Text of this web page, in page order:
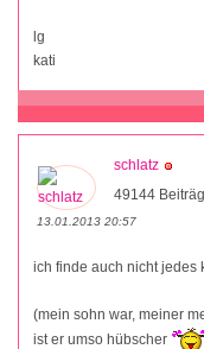
lg
kati
schlatz
49144
13.01.2013 20:57
ich finde auch nicht jedes
(mein sohn war, meiner
ist er umso hübscher